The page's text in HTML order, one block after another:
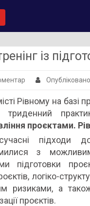
із
Рівному на базі
проєктами.
підходи
з
підготовки
логіко-
ризиками, а
проєктів.